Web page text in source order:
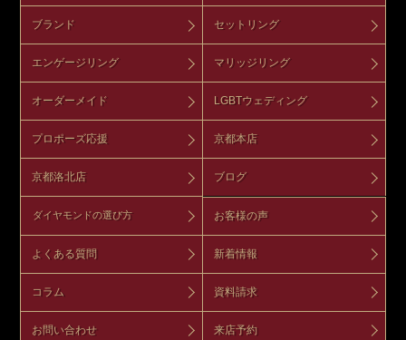
ブランド セットリング
エンゲージリング マリッジリング
オーダーメイド LGBTウェディング
プロポーズ応援 京都本店
京都洛北店 ブログ
ダイヤモンドの選び方 お客様の声
よくある質問 新着情報
コラム 資料請求
お問い合わせ 来店予約